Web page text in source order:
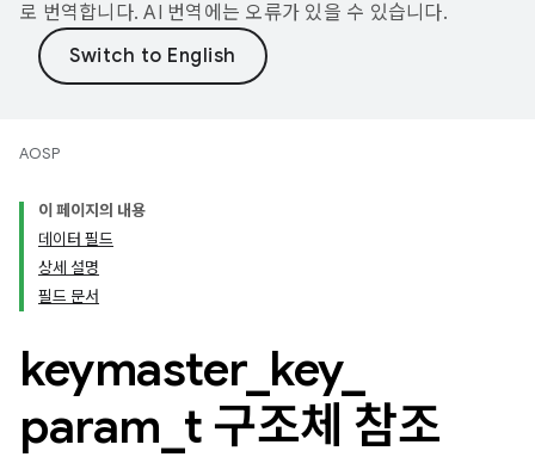
로 번역합니다. AI 번역에는 오류가 있을 수 있습니다.
AOSP
이 페이지의 내용
데이터 필드
상세 설명
필드 문서
keymaster_ key_
param t 구조체 참조